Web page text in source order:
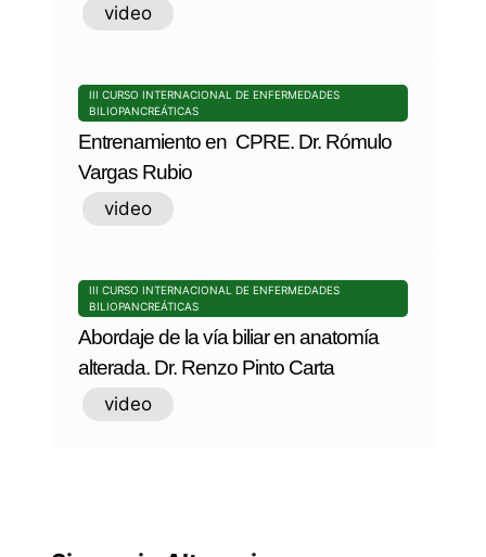
video
III CURSO INTERNACIONAL DE ENFERMEDADES
BILIOPANCREÁTICAS
Entrenamiento en CPRE. Dr. Rómulo
Vargas Rubio
video
III CURSO INTERNACIONAL DE ENFERMEDADES
BILIOPANCREÁTICAS
Abordaje de la vía biliar en anatomía
alterada. Dr. Renzo Pinto Carta
video